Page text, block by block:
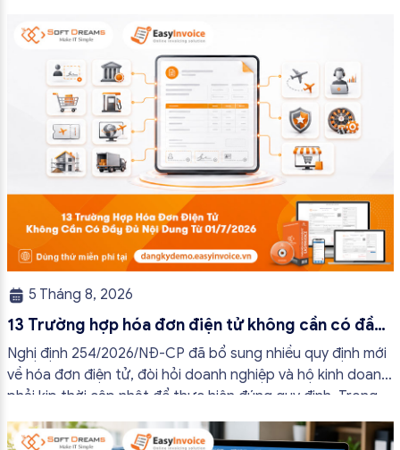
tránh lập hóa đơn không cần thiết hoặc áp […]
5 Tháng 8, 2026
13 Trường hợp hóa đơn điện tử không cần có đầy
đủ nội dung từ 01/7/2026
Nghị định 254/2026/NĐ-CP đã bổ sung nhiều quy định mới
về hóa đơn điện tử, đòi hỏi doanh nghiệp và hộ kinh doanh
phải kịp thời cập nhật để thực hiện đúng quy định. Trong
bài viết này, hóa đơn điện tử EasyInvoice sẽ chia sẻ 13
trường hợp hóa đơn điện tử không cần […]